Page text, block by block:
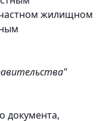
жилищном
документа,